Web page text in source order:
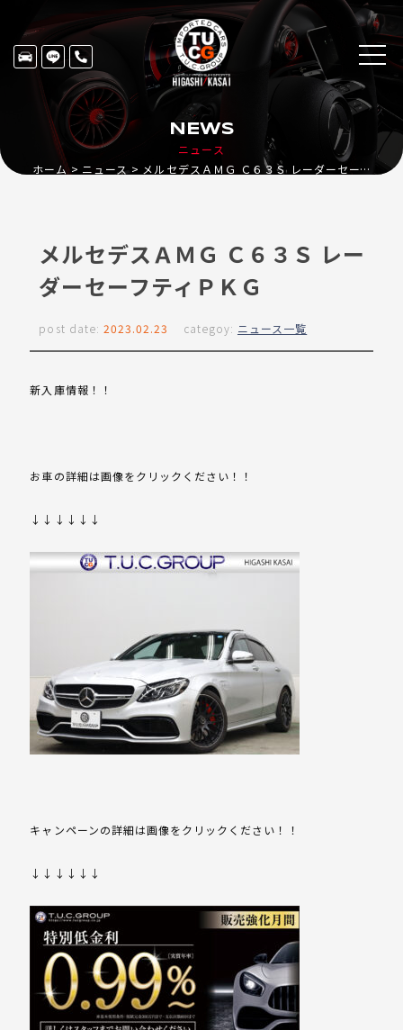
ニュース
NEWS
ホーム ニュース メルセデスＡＭＧ Ｃ６３Ｓ レーダーセーフティＰＫＧ
メルセデスＡＭＧ Ｃ６３Ｓ レー
ダーセーフティＰＫＧ
post date: 2023.02.23 categoy: ニュース一覧
新入庫情報！！
お車の詳細は画像をクリックください！！
↓↓↓↓↓↓
キャンペーンの詳細は画像をクリックください！！
↓↓↓↓↓↓